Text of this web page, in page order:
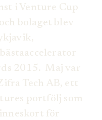
i Venture Cup
bolaget blev
2015. Maj var
Tech AB, ett
portfölj som
för